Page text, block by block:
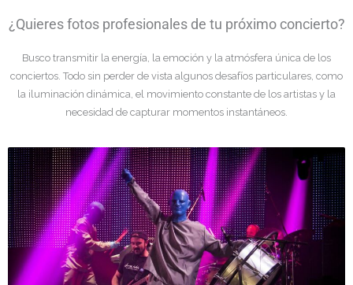
¿Quieres fotos profesionales de tu próximo concierto?
Busco transmitir la energía, la emoción y la atmósfera única de los
conciertos. Todo sin perder de vista algunos desafíos particulares, como
la iluminación dinámica, el movimiento constante de los artistas y la
necesidad de capturar momentos instantáneos.